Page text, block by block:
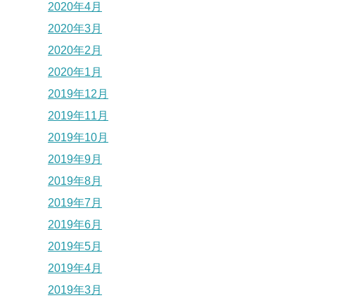
2020年4月
2020年3月
2020年2月
2020年1月
2019年12月
2019年11月
2019年10月
2019年9月
2019年8月
2019年7月
2019年6月
2019年5月
2019年4月
2019年3月